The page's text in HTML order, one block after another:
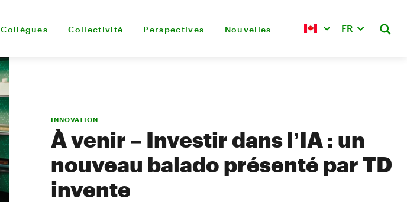
Collègues Collectivité Perspectives Nouvelles FR
INNOVATION
À venir – Investir dans l’IA : un
nouveau balado présenté par TD
invente